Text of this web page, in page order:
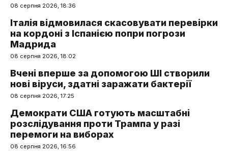
08 серпня 2026, 18:36
Італія відмовилася скасовувати перевірки
на кордоні з Іспанією попри погрози
Мадрида
08 серпня 2026, 18:02
Вчені вперше за допомогою ШІ створили
нові віруси, здатні заражати бактерії
08 серпня 2026, 17:25
Демократи США готують масштабні
розслідування проти Трампа у разі
перемоги на виборах
08 серпня 2026, 16:56